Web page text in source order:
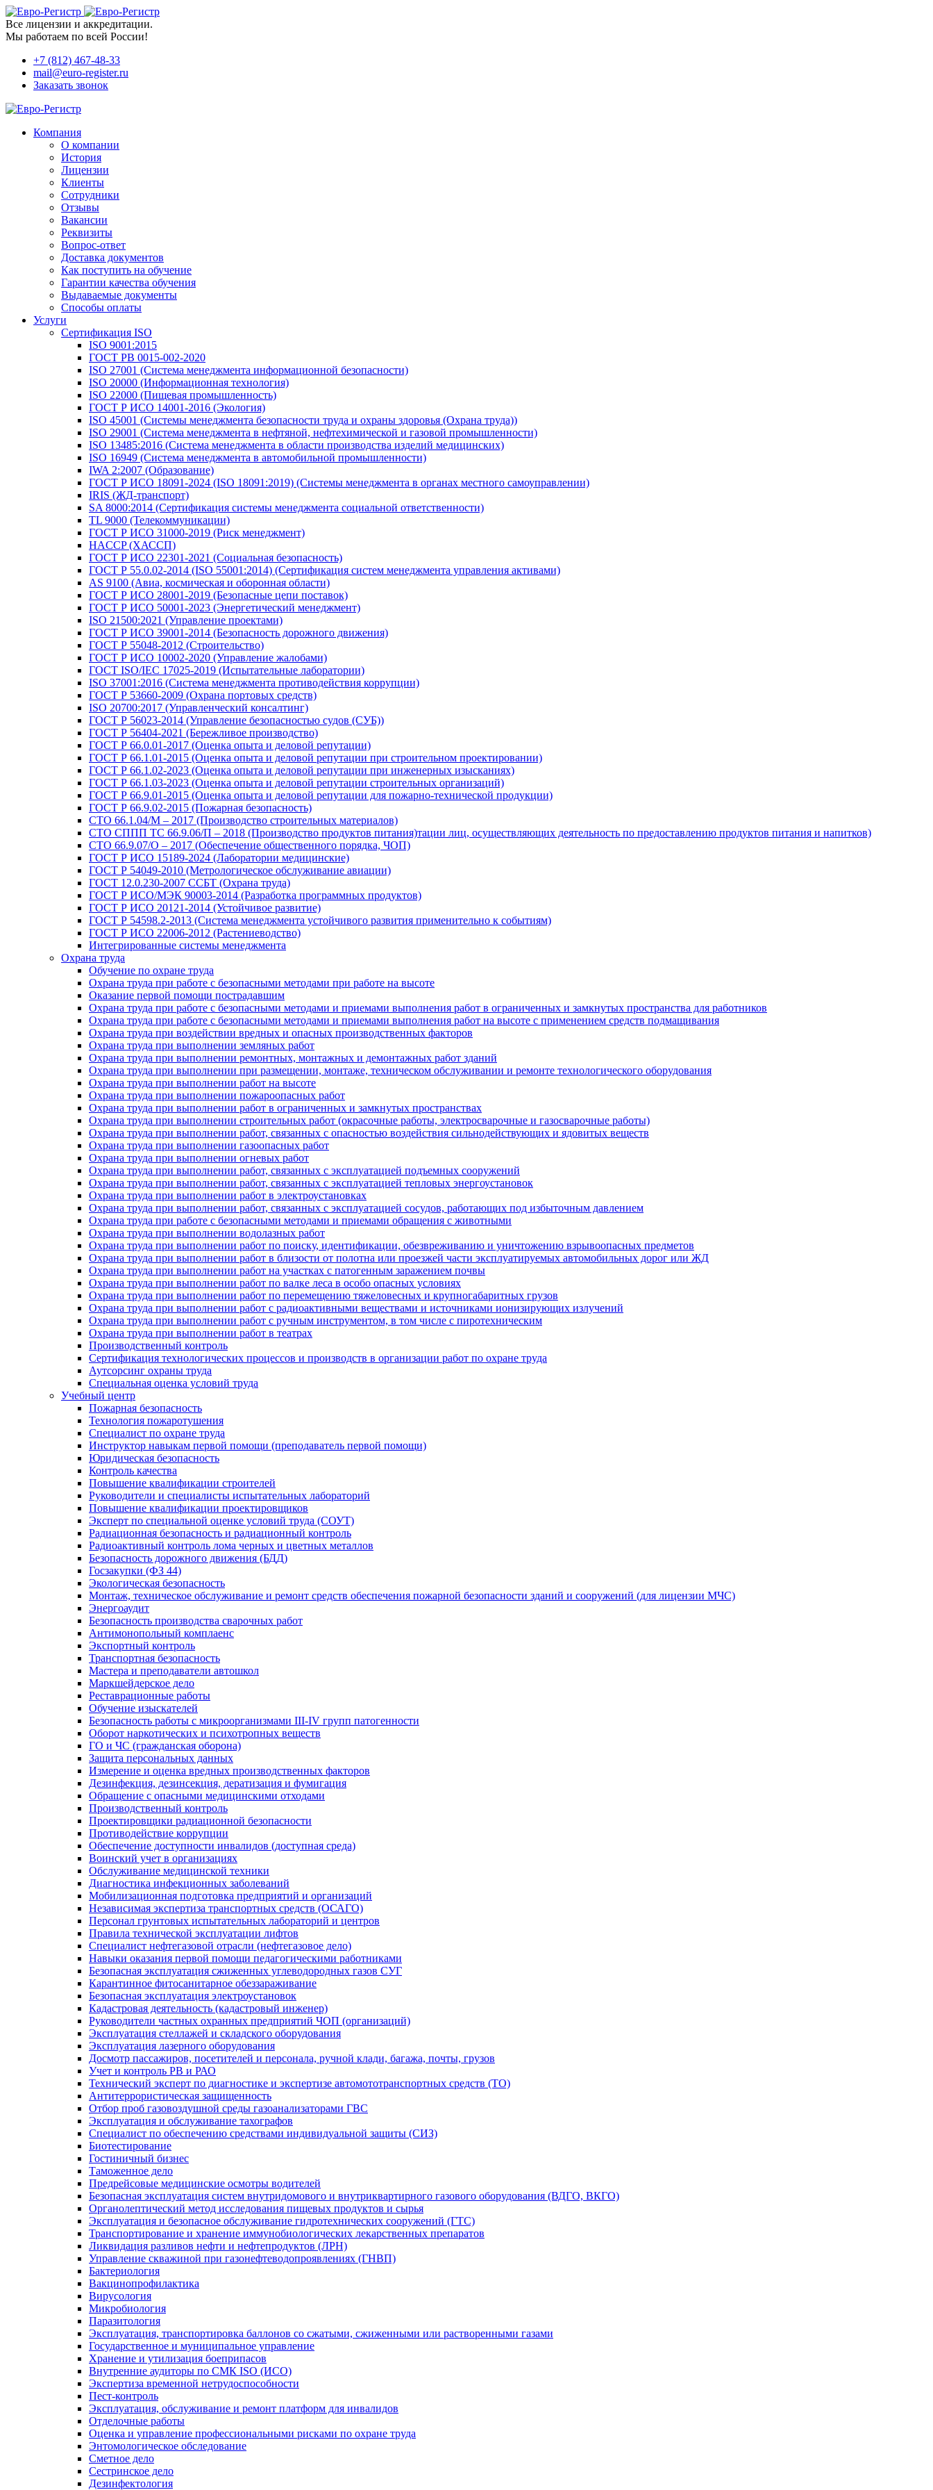
Все лицензии и аккредитации.
Мы работаем по всей России!
+7 (812) 467-48-33
mail@euro-register.ru
Заказать звонок
Компания
О компании
История
Лицензии
Клиенты
Сотрудники
Отзывы
Вакансии
Реквизиты
Вопрос-ответ
Доставка документов
Как поступить на обучение
Гарантии качества обучения
Выдаваемые документы
Способы оплаты
Услуги
Сертификация ISO
ISO 9001:2015
ГОСТ РВ 0015-002-2020
ISO 27001 (Система менеджмента информационной безопасности)
ISO 20000 (Информационная технология)
ISO 22000 (Пищевая промышленность)
ГОСТ Р ИСО 14001-2016 (Экология)
ISO 45001 (Системы менеджмента безопасности труда и охраны здоровья (Охрана труда))
ISO 29001 (Система менеджмента в нефтяной, нефтехимической и газовой промышленности)
ISO 13485:2016 (Система менеджмента в области производства изделий медицинских)
ISO 16949 (Система менеджмента в автомобильной промышленности)
IWA 2:2007 (Образование)
ГОСТ Р ИСО 18091-2024 (ISO 18091:2019) (Системы менеджмента в органах местного самоуправлении)
IRIS (ЖД-транспорт)
SA 8000:2014 (Сертификация системы менеджмента социальной ответственности)
TL 9000 (Телекоммуникации)
ГОСТ Р ИСО 31000-2019 (Риск менеджмент)
HACCP (ХАССП)
ГОСТ Р ИСО 22301-2021 (Социальная безопасность)
ГОСТ Р 55.0.02-2014 (ISO 55001:2014) (Сертификация систем менеджмента управления активами)
AS 9100 (Авиа, космическая и оборонная области)
ГОСТ Р ИСО 28001-2019 (Безопасные цепи поставок)
ГОСТ Р ИСО 50001-2023 (Энергетический менеджмент)
ISO 21500:2021 (Управление проектами)
ГОСТ Р ИСО 39001-2014 (Безопасность дорожного движения)
ГОСТ Р 55048-2012 (Строительство)
ГОСТ Р ИСО 10002-2020 (Управление жалобами)
ГОСТ ISO/IEC 17025-2019 (Испытательные лаборатории)
ISO 37001:2016 (Система менеджмента противодействия коррупции)
ГОСТ Р 53660-2009 (Охрана портовых средств)
ISO 20700:2017 (Управленческий консалтинг)
ГОСТ Р 56023-2014 (Управление безопасностью судов (СУБ))
ГОСТ Р 56404-2021 (Бережливое производство)
ГОСТ Р 66.0.01-2017 (Оценка опыта и деловой репутации)
ГОСТ Р 66.1.01-2015 (Оценка опыта и деловой репутации при строительном проектировании)
ГОСТ Р 66.1.02-2023 (Оценка опыта и деловой репутации при инженерных изысканиях)
ГОСТ Р 66.1.03-2023 (Оценка опыта и деловой репутации строительных организаций)
ГОСТ Р 66.9.01-2015 (Оценка опыта и деловой репутации для пожарно-технической продукции)
ГОСТ Р 66.9.02-2015 (Пожарная безопасность)
СТО 66.1.04/М – 2017 (Производство строительных материалов)
СТО СППП ТС 66.9.06/П – 2018 (Производство продуктов питания)тации лиц, осуществляющих деятельность по предоставлению продуктов питания и напитков)
СТО 66.9.07/О – 2017 (Обеспечение общественного порядка, ЧОП)
ГОСТ Р ИСО 15189-2024 (Лаборатории медицинские)
ГОСТ Р 54049-2010 (Метрологическое обслуживание авиации)
ГОСТ 12.0.230-2007 ССБТ (Охрана труда)
ГОСТ Р ИСО/МЭК 90003-2014 (Разработка программных продуктов)
ГОСТ Р ИСО 20121-2014 (Устойчивое развитие)
ГОСТ Р 54598.2-2013 (Система менеджмента устойчивого развития применительно к событиям)
ГОСТ Р ИСО 22006-2012 (Растениеводство)
Интегрированные системы менеджмента
Охрана труда
Обучение по охране труда
Охрана труда при работе с безопасными методами при работе на высоте
Оказание первой помощи пострадавшим
Охрана труда при работе с безопасными методами и приемами выполнения работ в ограниченных и замкнутых пространства для работников
Охрана труда при работе с безопасными методами и приемами выполнения работ на высоте с применением средств подмащивания
Охрана труда при воздействии вредных и опасных производственных факторов
Охрана труда при выполнении земляных работ
Охрана труда при выполнении ремонтных, монтажных и демонтажных работ зданий
Охрана труда при выполнении при размещении, монтаже, техническом обслуживании и ремонте технологического оборудования
Охрана труда при выполнении работ на высоте
Охрана труда при выполнении пожароопасных работ
Охрана труда при выполнении работ в ограниченных и замкнутых пространствах
Охрана труда при выполнении строительных работ (окрасочные работы, электросварочные и газосварочные работы)
Охрана труда при выполнении работ, связанных с опасностью воздействия сильнодействующих и ядовитых веществ
Охрана труда при выполнении газоопасных работ
Охрана труда при выполнении огневых работ
Охрана труда при выполнении работ, связанных с эксплуатацией подъемных сооружений
Охрана труда при выполнении работ, связанных с эксплуатацией тепловых энергоустановок
Охрана труда при выполнении работ в электроустановках
Охрана труда при выполнении работ, связанных с эксплуатацией сосудов, работающих под избыточным давлением
Охрана труда при работе с безопасными методами и приемами обращения с животными
Охрана труда при выполнении водолазных работ
Охрана труда при выполнении работ по поиску, идентификации, обезвреживанию и уничтожению взрывоопасных предметов
Охрана труда при выполнении работ в близости от полотна или проезжей части эксплуатируемых автомобильных дорог или ЖД
Охрана труда при выполнении работ на участках с патогенным заражением почвы
Охрана труда при выполнении работ по валке леса в особо опасных условиях
Охрана труда при выполнении работ по перемещению тяжеловесных и крупногабаритных грузов
Охрана труда при выполнении работ с радиоактивными веществами и источниками ионизирующих излучений
Охрана труда при выполнении работ с ручным инструментом, в том числе с пиротехническим
Охрана труда при выполнении работ в театрах
Производственный контроль
Сертификация технологических процессов и производств в организации работ по охране труда
Аутсорсинг охраны труда
Специальная оценка условий труда
Учебный центр
Пожарная безопасность
Технология пожаротушения
Специалист по охране труда
Инструктор навыкам первой помощи (преподаватель первой помощи)
Юридическая безопасность
Контроль качества
Повышение квалификации строителей
Руководители и специалисты испытательных лабораторий
Повышение квалификации проектировщиков
Эксперт по специальной оценке условий труда (СОУТ)
Радиационная безопасность и радиационный контроль
Радиоактивный контроль лома черных и цветных металлов
Безопасность дорожного движения (БДД)
Госзакупки (ФЗ 44)
Экологическая безопасность
Монтаж, техническое обслуживание и ремонт средств обеспечения пожарной безопасности зданий и сооружений (для лицензии МЧС)
Энергоаудит
Безопасность производства сварочных работ
Антимонопольный комплаенс
Экспортный контроль
Транспортная безопасность
Мастера и преподаватели автошкол
Маркшейдерское дело
Реставрационные работы
Обучение изыскателей
Безопасность работы с микроорганизмами III-IV групп патогенности
Оборот наркотических и психотропных веществ
ГО и ЧС (гражданская оборона)
Защита персональных данных
Измерение и оценка вредных производственных факторов
Дезинфекция, дезинсекция, дератизация и фумигация
Обращение с опасными медицинскими отходами
Производственный контроль
Проектировщики радиационной безопасности
Противодействие коррупции
Обеспечение доступности инвалидов (доступная среда)
Воинский учет в организациях
Обслуживание медицинской техники
Диагностика инфекционных заболеваний
Мобилизационная подготовка предприятий и организаций
Независимая экспертиза транспортных средств (ОСАГО)
Персонал грунтовых испытательных лабораторий и центров
Правила технической эксплуатации лифтов
Специалист нефтегазовой отрасли (нефтегазовое дело)
Навыки оказания первой помощи педагогическими работниками
Безопасная эксплуатация сжиженных углеводородных газов СУГ
Карантинное фитосанитарное обеззараживание
Безопасная эксплуатация электроустановок
Кадастровая деятельность (кадастровый инженер)
Руководители частных охранных предприятий ЧОП (организаций)
Эксплуатация стеллажей и складского оборудования
Эксплуатация лазерного оборудования
Досмотр пассажиров, посетителей и персонала, ручной клади, багажа, почты, грузов
Учет и контроль РВ и РАО
Технический эксперт по диагностике и экспертизе автомототранспортных средств (ТО)
Антитеррористическая защищенность
Отбор проб газовоздушной среды газоанализаторами ГВС
Эксплуатация и обслуживание тахографов
Специалист по обеспечению средствами индивидуальной защиты (СИЗ)
Биотестирование
Гостиничный бизнес
Таможенное дело
Предрейсовые медицинские осмотры водителей
Безопасная эксплуатация систем внутридомового и внутриквартирного газового оборудования (ВДГО, ВКГО)
Органолептический метод исследования пищевых продуктов и сырья
Эксплуатация и безопасное обслуживание гидротехнических сооружений (ГТС)
Транспортирование и хранение иммунобиологических лекарственных препаратов
Ликвидация разливов нефти и нефтепродуктов (ЛРН)
Управление скважиной при газонефтеводопроявлениях (ГНВП)
Бактериология
Вакцинопрофилактика
Вирусология
Микробиология
Паразитология
Эксплуатация, транспортировка баллонов со сжатыми, сжиженными или растворенными газами
Государственное и муниципальное управление
Хранение и утилизация боеприпасов
Внутренние аудиторы по СМК ISO (ИСО)
Экспертиза временной нетрудоспособности
Пест-контроль
Эксплуатация, обслуживание и ремонт платформ для инвалидов
Отделочные работы
Оценка и управление профессиональными рисками по охране труда
Энтомологическое обследование
Сметное дело
Сестринское дело
Дезинфектология